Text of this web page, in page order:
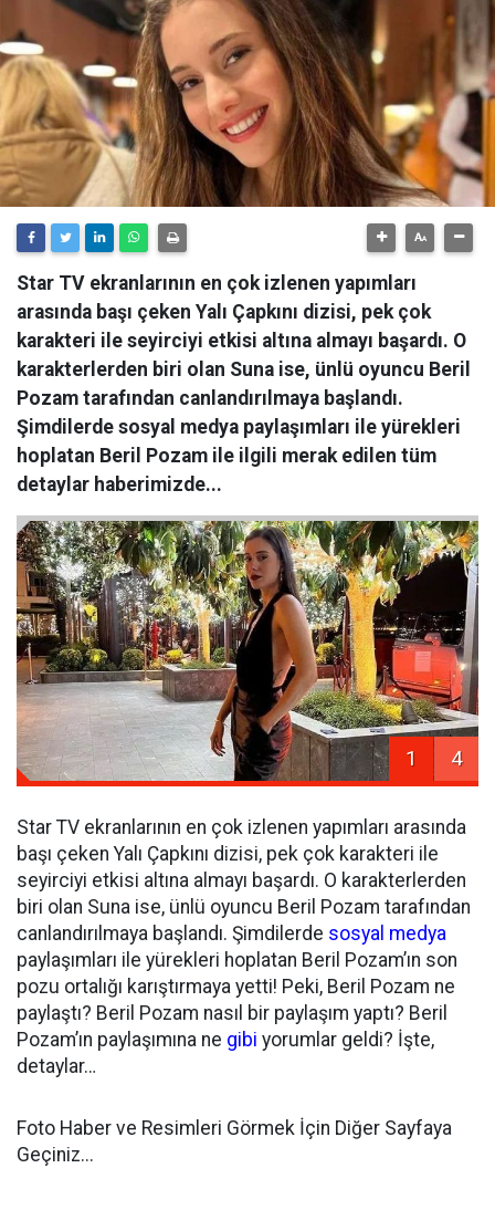
Star TV ekranlarının en çok izlenen yapımları
arasında başı çeken Yalı Çapkını dizisi, pek çok
karakteri ile seyirciyi etkisi altına almayı başardı. O
karakterlerden biri olan Suna ise, ünlü oyuncu Beril
Pozam tarafından canlandırılmaya başlandı.
Şimdilerde sosyal medya paylaşımları ile yürekleri
hoplatan Beril Pozam ile ilgili merak edilen tüm
detaylar haberimizde...
1 4
Star TV ekranlarının en çok izlenen yapımları arasında
başı çeken Yalı Çapkını dizisi, pek çok karakteri ile
seyirciyi etkisi altına almayı başardı. O karakterlerden
biri olan Suna ise, ünlü oyuncu Beril Pozam tarafından
canlandırılmaya başlandı. Şimdilerde sosyal medya
paylaşımları ile yürekleri hoplatan Beril Pozam’ın son
pozu ortalığı karıştırmaya yetti! Peki, Beril Pozam ne
paylaştı? Beril Pozam nasıl bir paylaşım yaptı? Beril
Pozam’ın paylaşımına ne gibi yorumlar geldi? İşte,
detaylar…
Foto Haber ve Resimleri Görmek İçin Diğer Sayfaya
Geçiniz...